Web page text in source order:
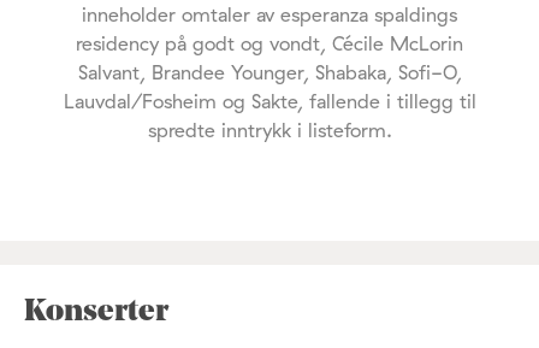
inneholder omtaler av esperanza spaldings
residency på godt og vondt, Cécile McLorin
Salvant, Brandee Younger, Shabaka, Sofi-O,
Lauvdal/Fosheim og Sakte, fallende i tillegg til
spredte inntrykk i listeform.
Konserter